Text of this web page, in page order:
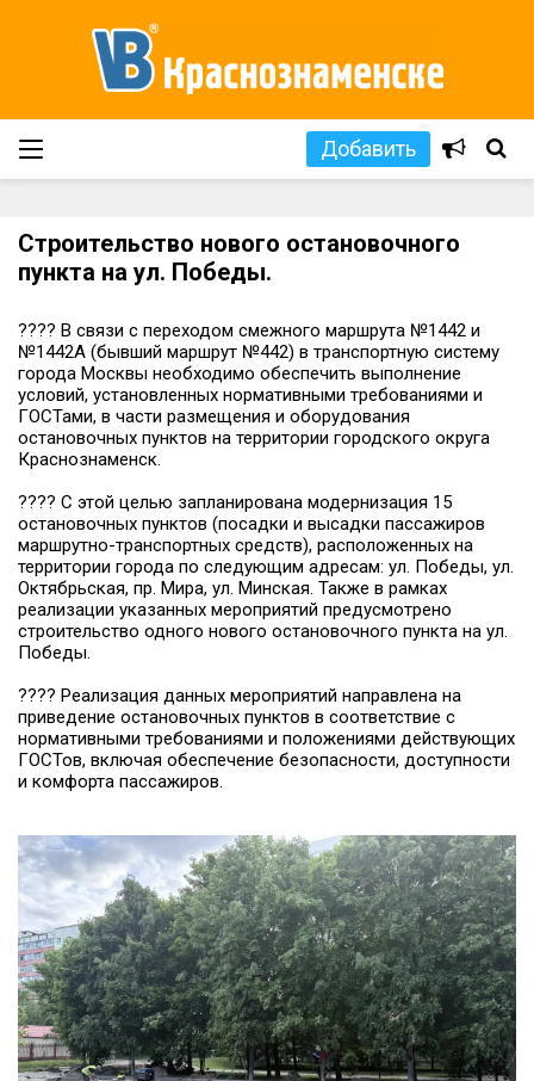
Добавить
Строительство нового остановочного
пункта на ул. Победы.
???? В связи с переходом смежного маршрута №1442 и
№1442А (бывший маршрут №442) в транспортную систему
города Москвы необходимо обеспечить выполнение
условий, установленных нормативными требованиями и
ГОСТами, в части размещения и оборудования
остановочных пунктов на территории городского округа
Краснознаменск.
???? С этой целью запланирована модернизация 15
остановочных пунктов (посадки и высадки пассажиров
маршрутно-транспортных средств), расположенных на
территории города по следующим адресам: ул. Победы, ул.
Октябрьская, пр. Мира, ул. Минская. Также в рамках
реализации указанных мероприятий предусмотрено
строительство одного нового остановочного пункта на ул.
Победы.
???? Реализация данных мероприятий направлена на
приведение остановочных пунктов в соответствие с
нормативными требованиями и положениями действующих
ГОСТов, включая обеспечение безопасности, доступности
и комфорта пассажиров.